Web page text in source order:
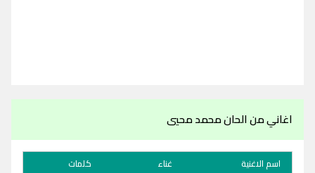
اغاني من الحان محمد محيي
اسم الاغنية غناء كلمات